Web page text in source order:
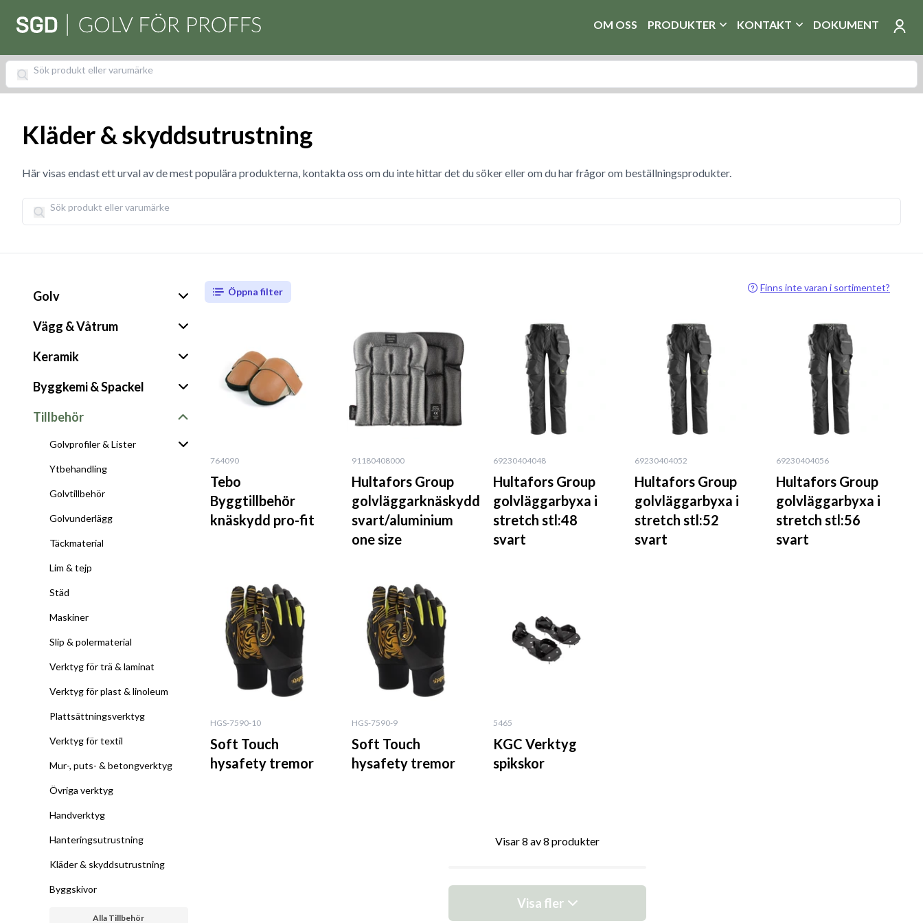
OM OSS PRODUKTER KONTAKT DOKUMENT
Kläder & skyddsutrustning
Här visas endast ett urval av de mest populära produkterna, kontakta oss om du inte hittar det du söker eller om du har frågor om beställningsprodukter.
Golv
Vägg & Våtrum
Keramik
Byggkemi & Spackel
Tillbehör
Golvprofiler & Lister
Ytbehandling
Golvtillbehör
Golvunderlägg
Täckmaterial
Lim & tejp
Städ
Maskiner
Slip & polermaterial
Verktyg för trä & laminat
Verktyg för plast & linoleum
Plattsättningsverktyg
Verktyg för textil
Mur-, puts- & betongverktyg
Övriga verktyg
Handverktyg
Hanteringsutrustning
Kläder & skyddsutrustning
Byggskivor
Alla Tillbehör
Finns inte varan i sortimentet?
Öppna filter
764090
Tebo
Byggtillbehör
knäskydd pro-fit
91180408000
Hultafors Group
golvläggarknäskydd
svart/aluminium
one size
69230404048
Hultafors Group
golvläggarbyxa i
stretch stl:48
svart
69230404052
Hultafors Group
golvläggarbyxa i
stretch stl:52
svart
69230404056
Hultafors Group
golvläggarbyxa i
stretch stl:56
svart
HGS-7590-10
Soft Touch
hysafety tremor
HGS-7590-9
Soft Touch
hysafety tremor
5465
KGC Verktyg
spikskor
Visar 8 av 8 produkter
Visa fler